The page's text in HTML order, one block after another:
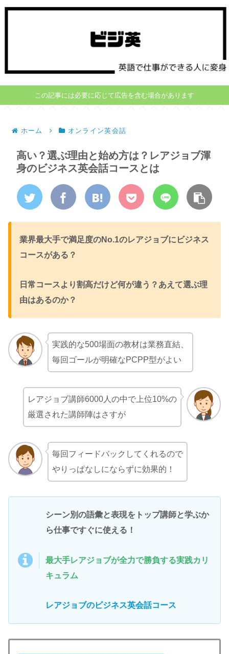
この記事には必要に応じて広告を含む場合があります
ホーム オンライン英会話
高い？選ぶ理由と始め方は？レアジョブ渾
身のビジネス英会話コースとは
業界最大手で満足度のNo.1のレアジョブにビジネス
コースがある？
日常コースより割高だけど何が違う？あえて選ぶ理
由はあるのか？
実践的な500場面の教材は業務直結、
毎回ゴールが明確なPCPP型がよい
レアジョブ講師6000人の中で上位10%の
厳選された講師陣はさすが
毎回フィードバックしてくれるので
やりっぱなしにならずに効果的！
シーン別の語彙と表現をトップ講師と学ぶか
ら仕事ですぐに使える！
最大手レアジョブが全力で勝負する実践カリ
キュラム
レアジョブのビジネス英会話コース